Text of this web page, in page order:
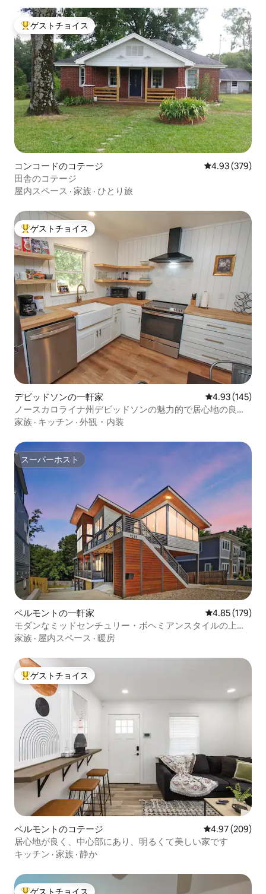
大好評のゲストチョイスです。
ゲストチョイス
コンコードのコテージ レビュー379
4.93 (379)
田舎のコテージ
屋内スペース · 家族 · ひとり旅
大好評のゲストチョイスです。
ゲストチョイス
デビッドソンの一軒家 レビュー145
4.93 (145)
ノースカロライナ州デビッドソンの魅力的で居心地の良い
コテージ
家族 · キッチン · 外観・内装
スーパーホスト
スーパーホスト
ベルモントの一軒家 レビュー179
4.85 (179)
モダンなミッドセンチュリー・ボヘミアンスタイルの上品
な住宅街
家族 · 屋内スペース · 暖房
大好評のゲストチョイスです。
ゲストチョイス
ベルモントのコテージ レビュー209
4.97 (209)
居心地が良く、中心部にあり、明るくて美しい家です
キッチン · 家族 · 静か
ゲストチョイス